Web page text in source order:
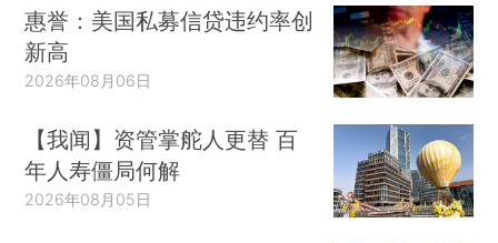
惠誉：美国私募信贷违约率创
新高
2026年08月06日
【我闻】资管掌舵人更替 百
年人寿僵局何解
2026年08月05日